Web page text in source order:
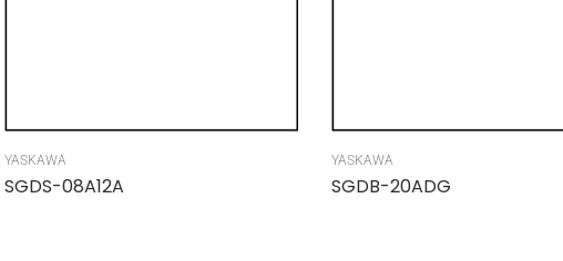
YASKAWA
SGDS-08A12A
YASKAWA
SGDB-20ADG